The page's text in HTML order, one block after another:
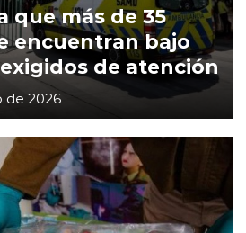
que más de 35
encuentran bajo
de atención
de 2026